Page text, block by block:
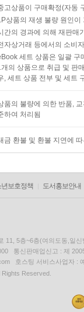
고상품이 구매확정(자동
상품의 재생 불량 원인
간의 경과에 의해 재판매
자상거래 등에서의 소비
세트 상품은 일괄 구
개의 상품으로 취급 및 판
, 세트 상품 전부 및 세트
품의 불량에 의한 반품,
하여 처리됨
금 환불 및 환불 지연에
년보호정책 도서홍보안내
11, 5층~6층(여의도동,일신
통신판매업신고 : 제
호스팅 서비스사업자 :
Reserved.